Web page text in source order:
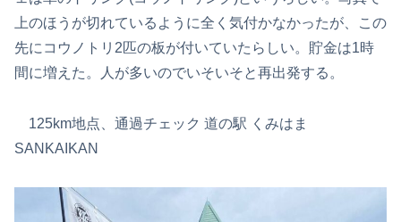
上のほうが切れているように全く気付かなかったが、この
先にコウノトリ2匹の板が付いていたらしい。貯金は1時
間に増えた。人が多いのでいそいそと再出発する。
125km地点、通過チェック 道の駅 くみはま
SANKAIKAN